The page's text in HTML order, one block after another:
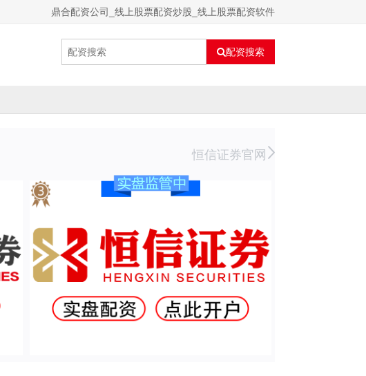
鼎合配资公司_线上股票配资炒股_线上股票配资软件
配资搜索
恒信证券官网